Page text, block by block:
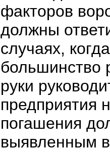
факторов
должны
случаях,
большинство
руки
предприятия
погашения
выявленным